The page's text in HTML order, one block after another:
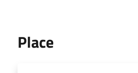
Place